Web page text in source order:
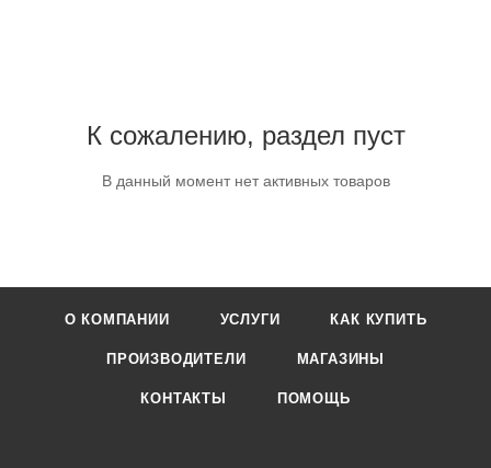
К сожалению, раздел пуст
В данный момент нет активных товаров
О КОМПАНИИ УСЛУГИ КАК КУПИТЬ
ПРОИЗВОДИТЕЛИ МАГАЗИНЫ
КОНТАКТЫ ПОМОЩЬ